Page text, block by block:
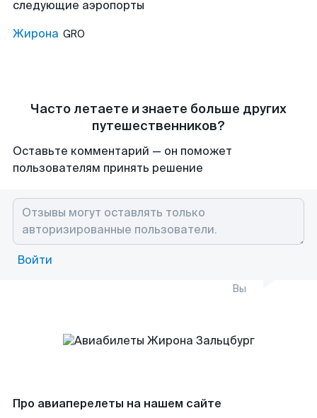
следующие аэропорты
Жирона GRO
Часто летаете и знаете больше других
путешественников?
Оставьте комментарий — он поможет
пользователям принять решение
Войти
Вы
Про авиаперелеты на нашем сайте